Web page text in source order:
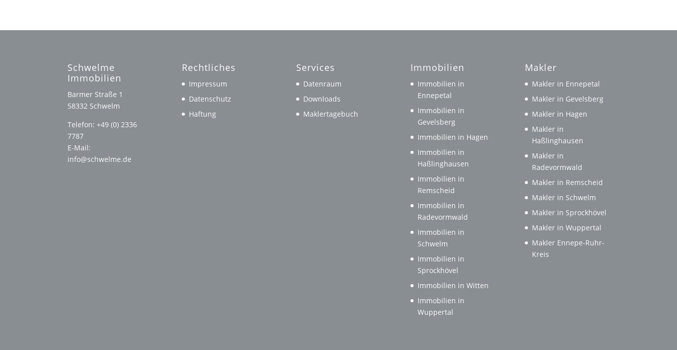
Schwelme
Immobilien
Barmer Straße 1
58332 Schwelm
Telefon: +49 (0) 2336
7787
E-Mail:
info@schwelme.de
Rechtliches
Impressum
Datenschutz
Haftung
Services
Datenraum
Downloads
Maklertagebuch
Immobilien
Immobilien in
Ennepetal
Immobilien in
Gevelsberg
Immobilien in Hagen
Immobilien in
Haßlinghausen
Immobilien in
Remscheid
Immobilien in
Radevormwald
Immobilien in
Schwelm
Immobilien in
Sprockhövel
Immobilien in Witten
Immobilien in
Wuppertal
Makler
Makler in Ennepetal
Makler in Gevelsberg
Makler in Hagen
Makler in
Haßlinghausen
Makler in
Radevormwald
Makler in Remscheid
Makler in Schwelm
Makler in Sprockhövel
Makler in Wuppertal
Makler Ennepe-Ruhr-
Kreis